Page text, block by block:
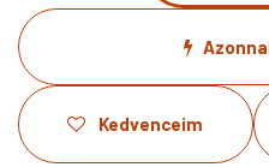
Kedvenceim